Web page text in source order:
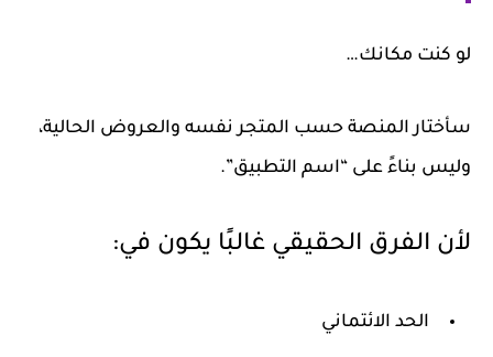
لو كنت مكانك…
سأختار المنصة حسب المتجر نفسه والعروض الحالية،
وليس بناءً على “اسم التطبيق”.
لأن الفرق الحقيقي غالبًا يكون في:
الحد الائتماني